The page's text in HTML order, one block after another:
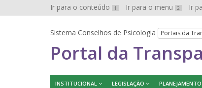
Ir para o conteúdo 1 Ir para o menu 2 Ir
Sistema Conselhos de Psicologia Portais da
Portal da
INSTITUCIONAL LEGISLAÇÃO